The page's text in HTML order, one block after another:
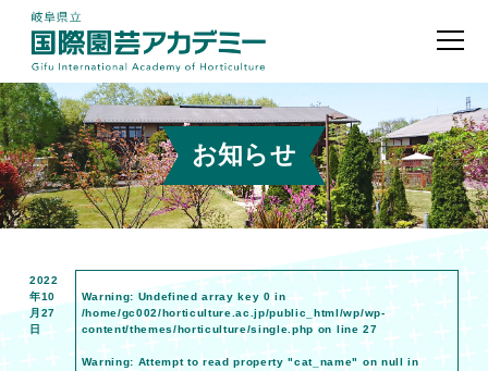
お知らせ
2022
年10
月27
日
Warning: Undefined array key 0 in
/home/gc002/horticulture.ac.jp/public_html/wp/wp-
content/themes/horticulture/single.php on line27
Warning: Attempt to read property "cat_name" on null in